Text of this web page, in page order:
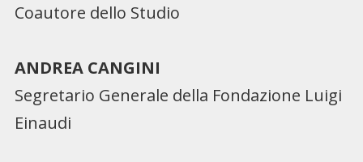
Coautore dello Studio
ANDREA CANGINI
Segretario Generale della Fondazione Luigi
Einaudi